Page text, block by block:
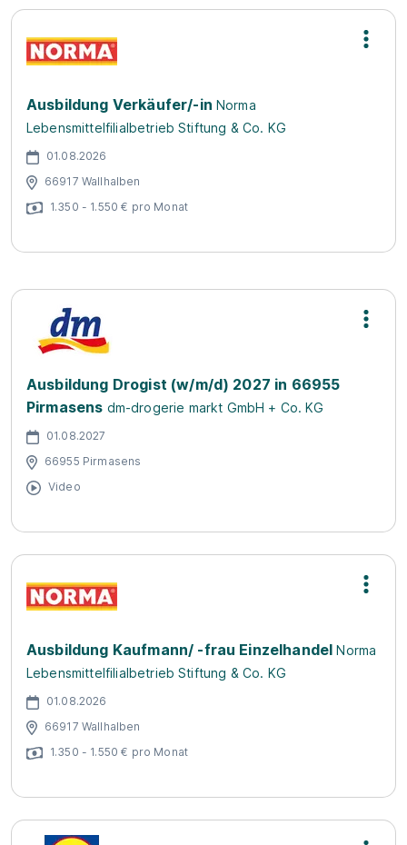
Ausbildung Verkäufer/-in Norma
Lebensmittelfilialbetrieb Stiftung & Co. KG
01.08.2026
66917 Wallhalben
1.350 - 1.550 € pro Monat
Ausbildung Drogist (w/m/d) 2027 in 66955
Pirmasens dm-drogerie markt GmbH + Co. KG
01.08.2027
66955 Pirmasens
Video
Ausbildung Kaufmann/ -frau Einzelhandel Norma
Lebensmittelfilialbetrieb Stiftung & Co. KG
01.08.2026
66917 Wallhalben
1.350 - 1.550 € pro Monat